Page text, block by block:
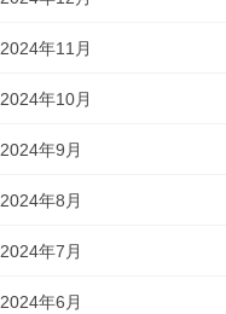
2024年11月
2024年10月
2024年9月
2024年8月
2024年7月
2024年6月